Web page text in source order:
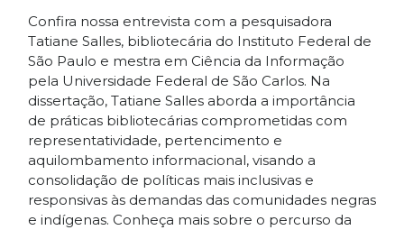
Confira nossa entrevista com a pesquisadora
Tatiane Salles, bibliotecária do Instituto Federal de
São Paulo e mestra em Ciência da Informação
pela Universidade Federal de São Carlos. Na
dissertação, Tatiane Salles aborda a importância
de práticas bibliotecárias comprometidas com
representatividade, pertencimento e
aquilombamento informacional, visando a
consolidação de políticas mais inclusivas e
responsivas às demandas das comunidades negras
e indígenas. Conheça mais sobre o percurso da